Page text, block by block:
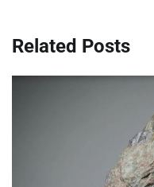
Related Posts